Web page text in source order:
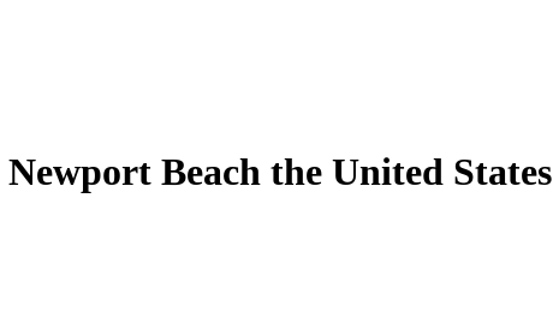
Newport Beach the United States